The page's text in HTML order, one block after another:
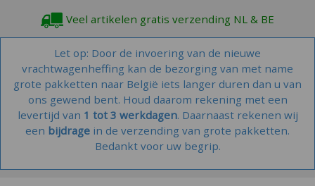
Veel artikelen gratis verzending NL & BE
Let op: Door de invoering van de nieuwe
vrachtwagenheffing kan de bezorging van met name
grote pakketten naar België iets langer duren dan u van
ons gewend bent. Houd daarom rekening met een
levertijd van 1 tot 3 werkdagen. Daarnaast rekenen wij
een bijdrage in de verzending van grote pakketten.
Bedankt voor uw begrip.